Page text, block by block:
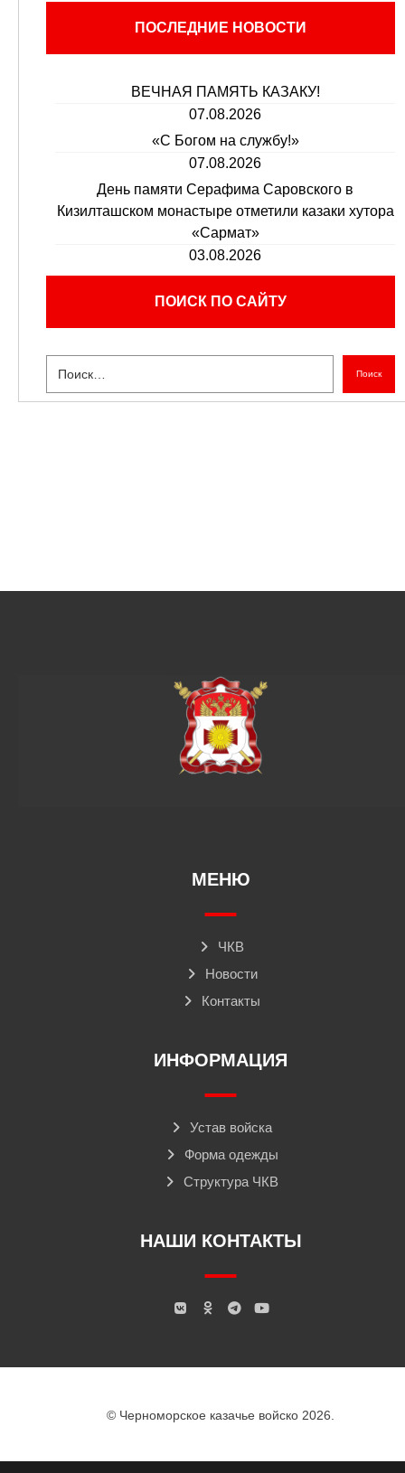
ПОСЛЕДНИЕ НОВОСТИ
ВЕЧНАЯ ПАМЯТЬ КАЗАКУ!
07.08.2026
«С Богом на службу!»
07.08.2026
День памяти Серафима Саровского в
Кизилташском монастыре отметили казаки хутора
«Сармат»
03.08.2026
ПОИСК ПО САЙТУ
Поиск
МЕНЮ
ЧКВ
Новости
Контакты
ИНФОРМАЦИЯ
Устав войска
Форма одежды
Структура ЧКВ
НАШИ КОНТАКТЫ
© Черноморское казачье войско 2026.